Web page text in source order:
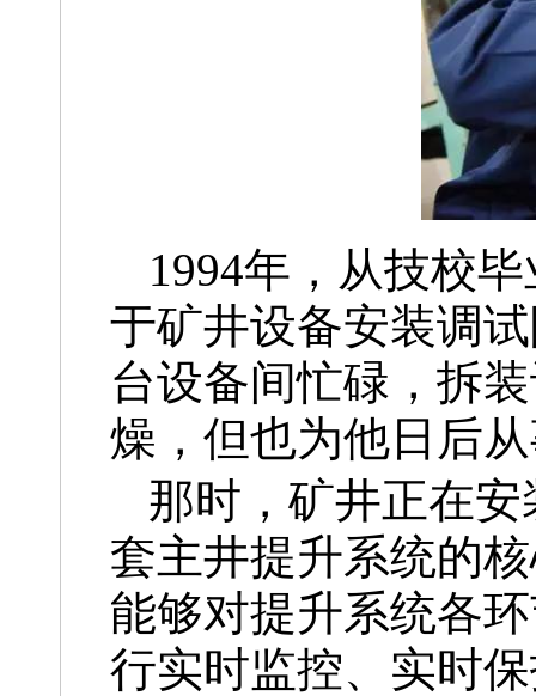
1994年，从技校
于矿井设备安装调
台设备间忙碌，拆
燥，但也为他日后
那时，矿井正在
套主井提升系统的
能够对提升系统各
行实时监控、实时